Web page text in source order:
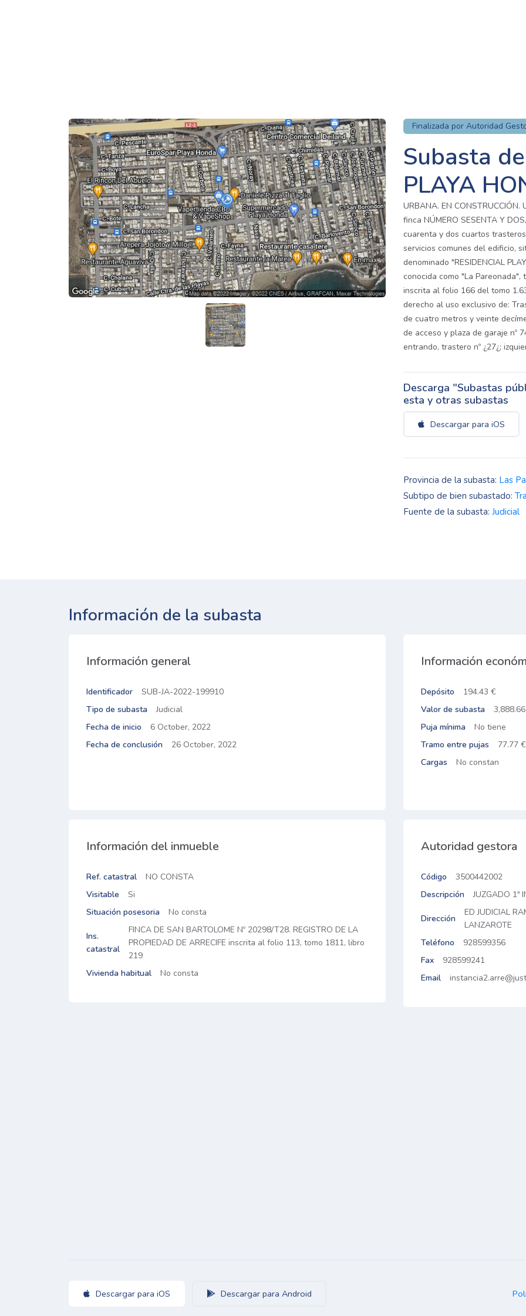
Finalizada por Autoridad
Subasta
PLAYA
URBANA. EN CONSTRUCCIÓN.
finca NÚMERO SESENTA Y
cuarenta y dos cuartos
servicios comunes del edificio,
denominado "RESIDENCIAL
conocida como "La
inscrita al folio 166 del tomo
derecho al uso exclusivo de:
de cuatro metros y veinte
de acceso y plaza de garaje nº
entrando, trastero nº ¿27¿;
Descarga "Subastas
esta y otras subastas
Descargar para iOS
Provincia de la subasta: Las
Subtipo de bien subastado:
Fuente de la subasta: Judicial
Información de la subasta
Información general
Identificador
SUB-JA-2022-199910
Tipo de subasta
Judicial
Fecha de inicio
6 October, 2022
Fecha de conclusión
26 October, 2022
Información
Depósito
194.43 €
Valor de subasta
Puja mínima
No tiene
Tramo entre pujas
77.77 €
Cargas
No constan
Información del inmueble
Ref. catastral
NO CONSTA
Visitable
Si
Situación posesoria
No consta
Ins.
catastral
FINCA DE SAN BARTOLOME Nº 20298/T28. REGISTRO DE LA
PROPIEDAD DE ARRECIFE inscrita al folio 113, tomo 1811, libro
219
Vivienda habitual
No consta
Autoridad gestora
Código
3500442002
Descripción
JUZGADO 1ª
Dirección
ED JUDICIAL
LANZAROTE
Teléfono
928599356
Fax
928599241
Email
Descargar para iOS Descargar para Android